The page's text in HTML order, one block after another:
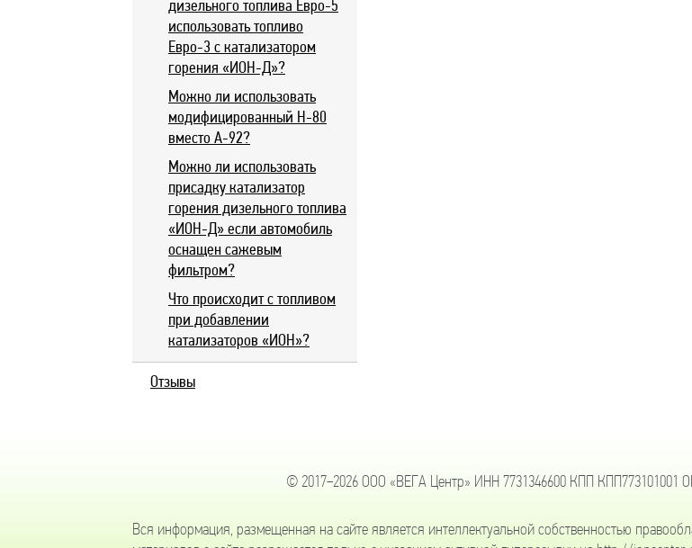
дизельного топлива Евро-5
использовать топливо
Евро-3 с катализатором
горения «ИОН-Д»?
Можно ли использовать
модифицированный Н-80
вместо А-92?
Можно ли использовать
присадку катализатор
горения дизельного топлива
«ИОН-Д» если автомобиль
оснащен сажевым
фильтром?
Что происходит с топливом
при добавлении
катализаторов «ИОН»?
Отзывы
© 2017−2026 ООО «ВЕГА Центр» ИНН 7731346600 КПП КПП773101001
Вся информация, размещенная на сайте является интеллектуальной собственностью